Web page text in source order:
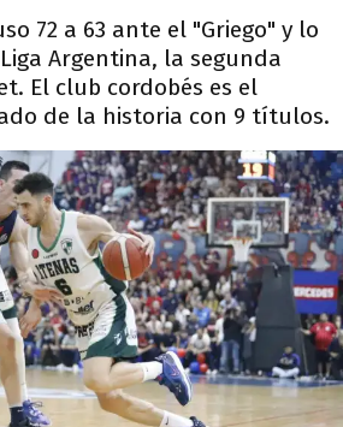
72 a 63 ante el "Griego" y lo
Argentina, la segunda
El club cordobés es el
de la historia con 9 títulos.